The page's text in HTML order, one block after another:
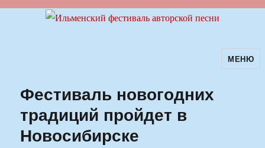
Ильменский фестиваль авторскойМЕНЮ
Фестиваль новогодних
традиций пройдет в
Новосибирске